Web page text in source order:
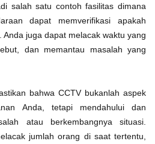
salah satu contoh fasilitas dimana
dapat memverifikasi apakah
juga dapat melacak waktu yang
dan memantau masalah yang
bahwa CCTV bukanlah aspek
Anda, tetapi mendahului dan
atau berkembangnya situasi.
jumlah orang di saat tertentu,